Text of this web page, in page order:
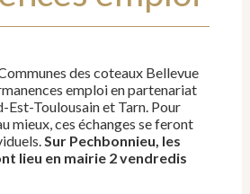
des coteaux Bellevue
emploi en partenariat
Est-Toulousain et Tarn. Pour
mieux, ces échanges se feront
Sur Pechbonnieu, les
lieu en mairie 2 vendredis